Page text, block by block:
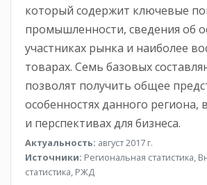
который содержит ключевые
промышленности, сведения об
участниках рынка и наиболее
товарах. Семь базовых
позволят получить общее
особенностях данного региона,
и перспективах для бизнеса.
Актуальность: август 2017 г.
Источники: Региональная статистика,
статистика, РЖД